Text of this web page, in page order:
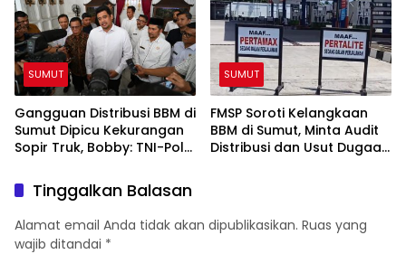
SUMUT
Gangguan Distribusi BBM di
Sumut Dipicu Kekurangan
Sopir Truk, Bobby: TNI-Polri
SUMUT
FMSP Soroti Kelangkaan
BBM di Sumut, Minta Audit
Distribusi dan Usut Dugaan
Tinggalkan Balasan
Alamat email Anda tidak akan dipublikasikan. Ruas yang
wajib ditandai *